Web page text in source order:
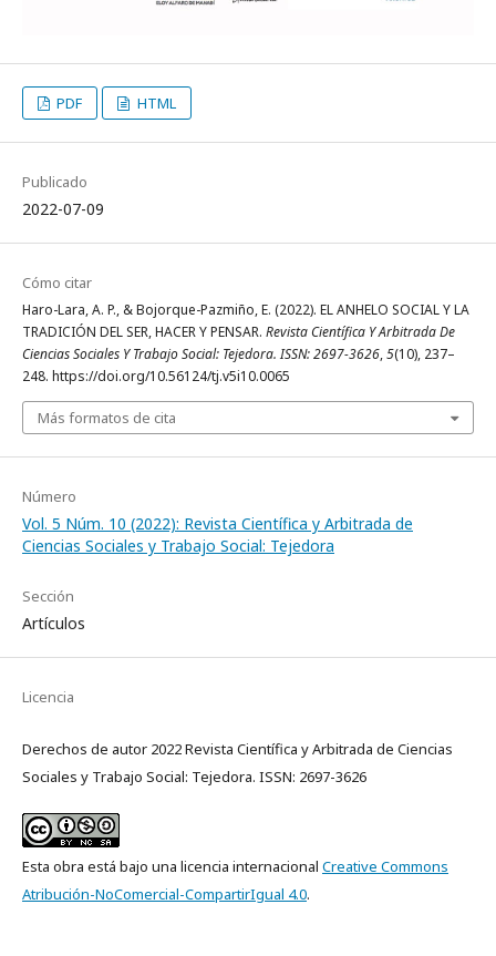
PDF HTML
Publicado
2022-07-09
Cómo citar
Haro-Lara, A. P., & Bojorque-Pazmiño, E. (2022). EL ANHELO SOCIAL Y LA
TRADICIÓN DEL SER, HACER Y PENSAR. Revista Científica Y Arbitrada De
Ciencias Sociales Y Trabajo Social: Tejedora. ISSN: 2697-3626,5(10), 237–
248. https://doi.org/10.56124/tj.v5i10.0065
Más formatos de cita
Número
Vol. 5 Núm. 10 (2022): Revista Científica y Arbitrada de
Ciencias Sociales y Trabajo Social: Tejedora
Sección
Artículos
Licencia
Derechos de autor 2022 Revista Científica y Arbitrada de Ciencias
Sociales y Trabajo Social: Tejedora. ISSN: 2697-3626
Esta obra está bajo una licencia internacional Creative Commons
Atribución-NoComercial-CompartirIgual 4.0.